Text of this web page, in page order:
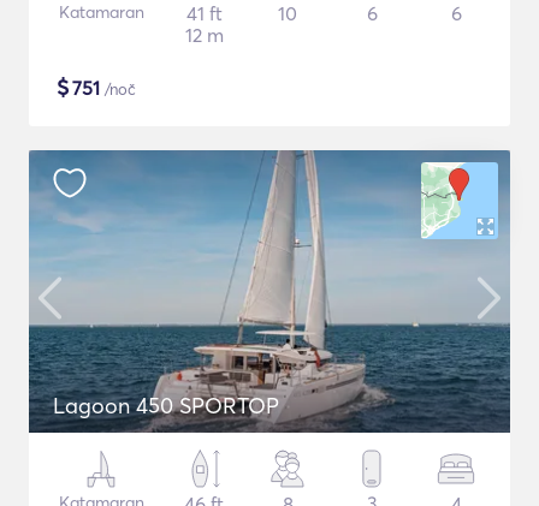
Katamaran
41 ft
12 m
10 6 6
$751 /noč
Lagoon 450 SPORTOP